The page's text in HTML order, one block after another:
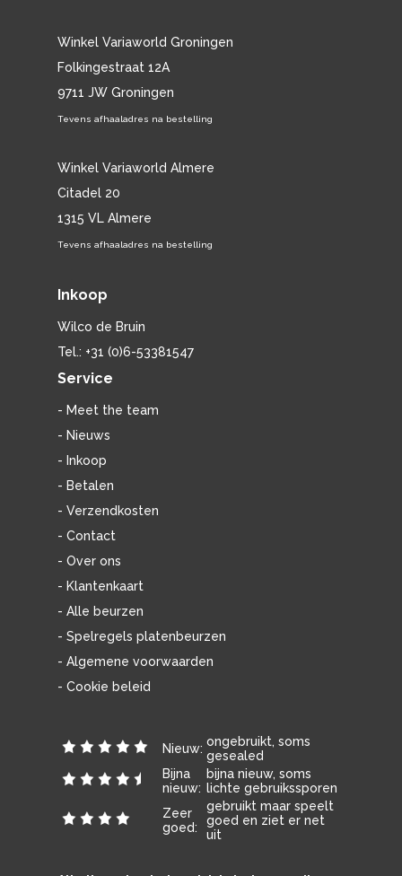
Winkel Variaworld Groningen
Folkingestraat 12A
9711 JW Groningen
Tevens afhaaladres na bestelling
Winkel Variaworld Almere
Citadel 20
1315 VL Almere
Tevens afhaaladres na bestelling
Inkoop
Wilco de Bruin
Tel.: +31 (0)6-53381547
Service
- Meet the team
- Nieuws
- Inkoop
- Betalen
- Verzendkosten
- Contact
- Over ons
- Klantenkaart
- Alle beurzen
- Spelregels platenbeurzen
- Algemene voorwaarden
- Cookie beleid
Nieuw: ongebruikt, soms
gesealed
Bijna
nieuw:
bijna nieuw, soms
lichte gebruikssporen
Zeer
goed:
gebruikt maar speelt
goed en ziet er net
uit